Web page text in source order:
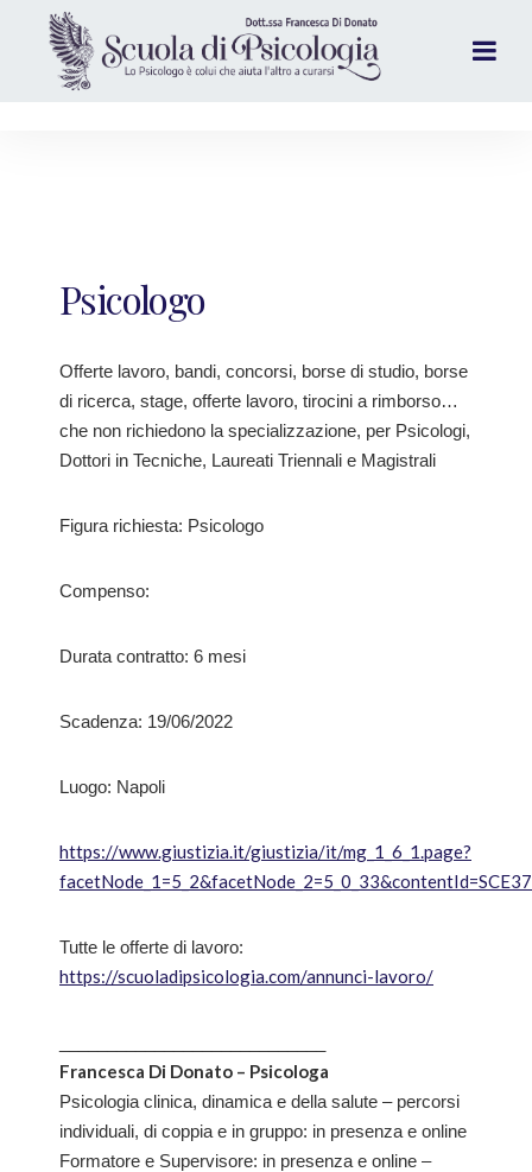
Psicologo
Offerte lavoro, bandi, concorsi, borse di studio, borse
di ricerca, stage, offerte lavoro, tirocini a rimborso…
che non richiedono la specializzazione, per Psicologi,
Dottori in Tecniche, Laureati Triennali e Magistrali
Figura richiesta: Psicologo
Compenso:
Durata contratto: 6 mesi
Scadenza: 19/06/2022
Luogo: Napoli
https://www.giustizia.it/giustizia/it/mg_1_6_1.page?
Tutte le offerte di lavoro:
https://scuoladipsicologia.com/annunci-lavoro/
Francesca Di Donato – Psicologa
Psicologia clinica, dinamica e della salute – percorsi
individuali, di coppia e in gruppo: in presenza e online
Formatore e Supervisore: in presenza e online –